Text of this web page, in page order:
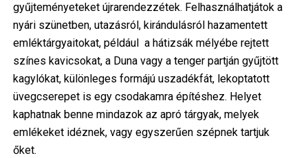
gyűjteményeteket újrarendezzétek. Felhasználhatjátok a
nyári szünetben, utazásról, kirándulásról hazamentett
emléktárgyaitokat, például a hátizsák mélyébe rejtett
színes kavicsokat, a Duna vagy a tenger partján gyűjtött
kagylókat, különleges formájú uszadékfát, lekoptatott
üvegcserepet is egy csodakamra építéshez. Helyet
kaphatnak benne mindazok az apró tárgyak, melyek
emlékeket idéznek, vagy egyszerűen szépnek tartjuk
őket.